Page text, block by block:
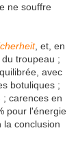
ne souffre
, et, en
troupeau ;
avec
botuliques ;
carences en
pour l'énergie
la conclusion